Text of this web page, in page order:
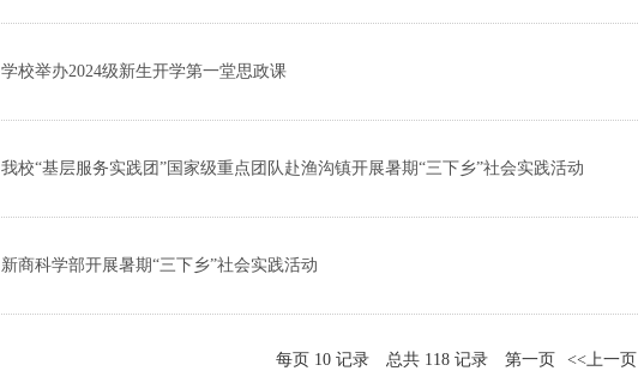
学校举办2024级新生开学第一堂思政课
我校“基层服务实践团”国家级重点团队赴渔沟镇开展暑期“三下乡”社会实践活动
新商科学部开展暑期“三下乡”社会实践活动
每页 10 记录 总共 118 记录 第一页 <<上一页